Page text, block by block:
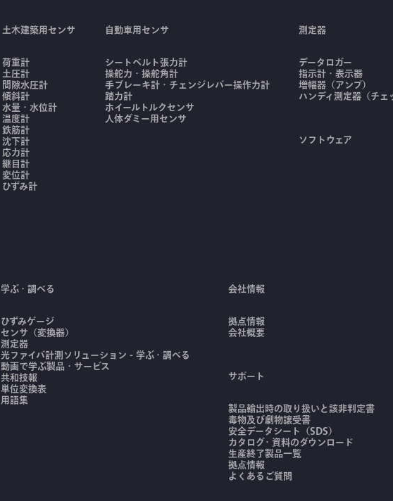
土木建築用センサ
荷重計
土圧計
間隙水圧計
傾斜計
水量・水位計
温度計
鉄筋計
沈下計
応力計
継目計
変位計
ひずみ計
自動車用センサ
シートベルト張力計
操舵力・操舵角計
手ブレーキ計・チェンジレバー操作力計
踏力計
ホイールトルクセンサ
人体ダミー用センサ
測定器
データロガー
指示計・表示器
増幅器（アンプ）
ハンディ測定器（チェ
ソフトウェア
学ぶ・調べる
ひずみゲージ
センサ（変換器）
測定器
光ファイバ計測ソリューション - 学ぶ・調べる
動画で学ぶ製品・サービス
共和技報
単位変換表
用語集
会社情報
拠点情報
会社概要
サポート
製品輸出時の取り扱いと該非判定書
毒物及び劇物譲受書
安全データシート（SDS）
カタログ・資料のダウンロード
生産終了製品一覧
拠点情報
よくあるご質問